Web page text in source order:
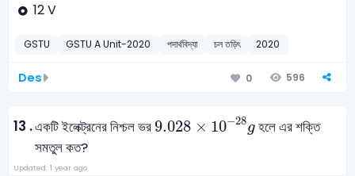
12 V
GSTU GSTU A Unit-2020 পদার্থবিদ্যা চল তড়িৎ 2020
Des 0 596
13 .একটি ইলেক্ট্রনের নিশ্চল ভর 9.028 × 10−28g
9.028 10-28
হলে এর শক্তি
সমতুল কত?
Updated: 1 year ago